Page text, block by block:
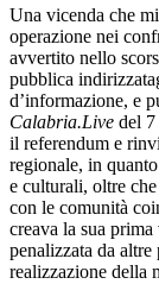
Una vicenda che
operazione nei
avvertito nello
pubblica
d’informazione, e
Calabria.Live del 7
il referendum e
regionale, in
e culturali, oltre
con le comunità
creava la sua
penalizzata da altre
realizzazione della